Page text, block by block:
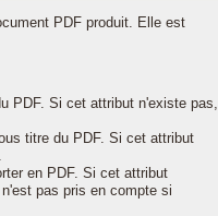
PDF produit. Elle est
PDF. Si cet attribut n'existe pas,
titre du PDF. Si cet attribut
en PDF. Si cet attribut
pas pris en compte si